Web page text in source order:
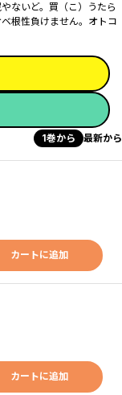
ないど。買（こ）うたら
根性負けません。オトコ
1巻から 最新から
カートに追加
カートに追加